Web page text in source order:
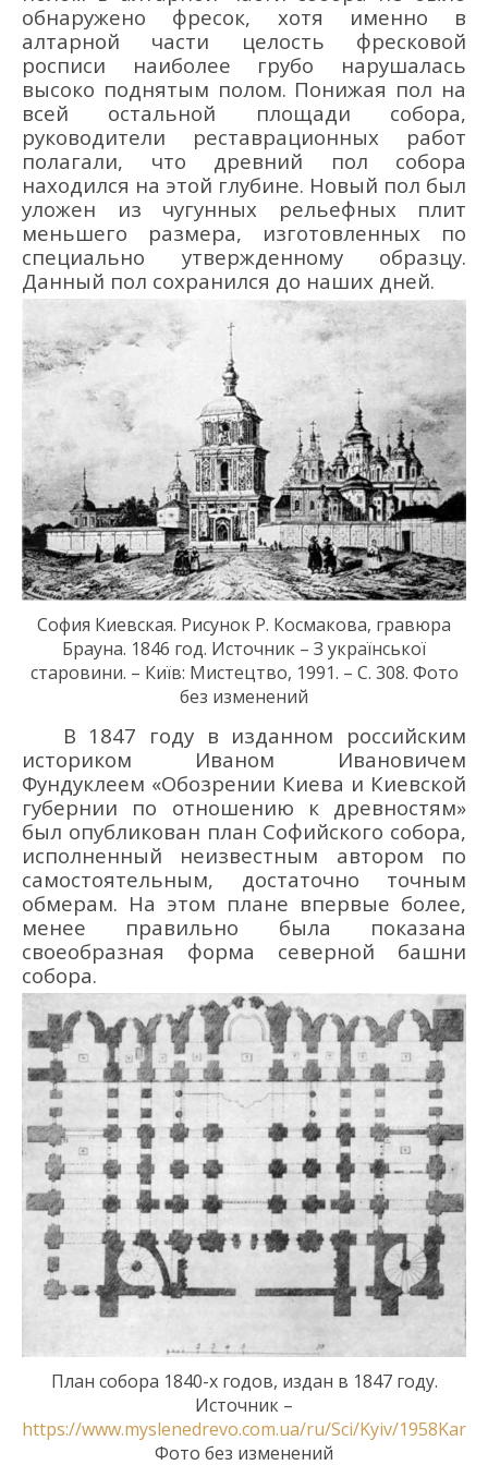
обнаружено фресок, хотя именно в
алтарной части целость фресковой
росписи наиболее грубо нарушалась
высоко поднятым полом. Понижая пол на
всей остальной площади собора,
руководители реставрационных работ
полагали, что древний пол собора
находился на этой глубине. Новый пол был
уложен из чугунных рельефных плит
меньшего размера, изготовленных по
специально утвержденному образцу.
Данный пол сохранился до наших дней.
София Киевская. Рисунок Р. Космакова, гравюра
Брауна. 1846 год. Источник – З української
старовини. – Київ: Мистецтво, 1991. – С. 308. Фото
без изменений
В 1847 году в изданном российским
историком Иваном Ивановичем
Фундуклеем «Обозрении Киева и Киевской
губернии по отношению к древностям»
был опубликован план Софийского собора,
исполненный неизвестным автором по
самостоятельным, достаточно точным
обмерам. На этом плане впервые более,
менее правильно была показана
своеобразная форма северной башни
собора.
План собора 1840-х годов, издан в 1847 году.
Источник –
https://www.myslenedrevo.com.ua/ru/Sci/Kyiv/
Фото без изменений